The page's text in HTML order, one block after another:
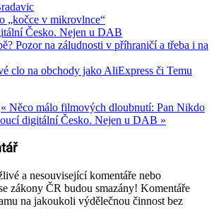
„kočce v mikrovlnce“
Česko. Nejen u DAB
Pozor na záludnosti v příhraničí a třeba i na
clo na obchody jako AliExpress či Temu
« Něco málo filmových dloubnutí: Pan Nikdo
digitální Česko. Nejen u DAB »
a nesouvisející komentáře nebo
zákony ČR budou smazány! Komentáře
na jakoukoli výdělečnou činnost bez